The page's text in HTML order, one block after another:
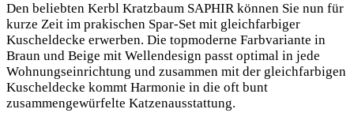
Den beliebten Kerbl Kratzbaum SAPHIR können Sie nun für
kurze Zeit im prakischen Spar-Set mit gleichfarbiger
Kuscheldecke erwerben. Die topmoderne Farbvariante in
Braun und Beige mit Wellendesign passt optimal in jede
Wohnungseinrichtung und zusammen mit der gleichfarbigen
Kuscheldecke kommt Harmonie in die oft bunt
zusammengewürfelte Katzenausstattung.